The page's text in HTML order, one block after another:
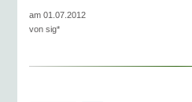
am 01.07.2012
vonsig*